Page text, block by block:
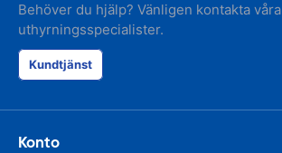
Behöver du hjälp? Vänligen kontakta våra
uthyrningsspecialister.
Kundtjänst
Konto